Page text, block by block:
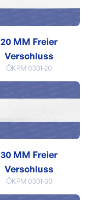
20 MM Freier
Verschluss
ÖKPM 0301-20
30 MM Freier
Verschluss
ÖKPM 0301-30